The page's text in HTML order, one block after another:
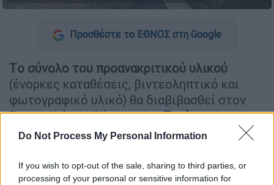
Do Not Process My Personal Information
If you wish to opt-out of the sale, sharing to third parties, or
processing of your personal or sensitive information for
Προσθέστε το ΕΘΝΟΣ στη Google
Tο σύνολο του προανακριτικού υλικού
(ένορκες καταθέσεις, βιντεοληπτικό και
φωτογραφικό υλικό) θα διαβιβασθεί στον
Εισαγγελέα, καθώς και τονΣυνήγορο του
Πολίτη.
ΔΙΑΒΑΣΤΕ ΕΠΙΣΗΣ